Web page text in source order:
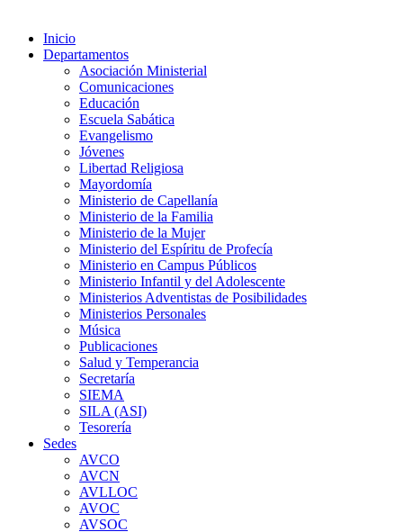
Inicio
Departamentos
Asociación Ministerial
Comunicaciones
Educación
Escuela Sabática
Evangelismo
Jóvenes
Libertad Religiosa
Mayordomía
Ministerio de Capellanía
Ministerio de la Familia
Ministerio de la Mujer
Ministerio del Espíritu de Profecía
Ministerio en Campus Públicos
Ministerio Infantil y del Adolescente
Ministerios Adventistas de Posibilidades
Ministerios Personales
Música
Publicaciones
Salud y Temperancia
Secretaría
SIEMA
SILA (ASI)
Tesorería
Sedes
AVCO
AVCN
AVLLOC
AVOC
AVSOC